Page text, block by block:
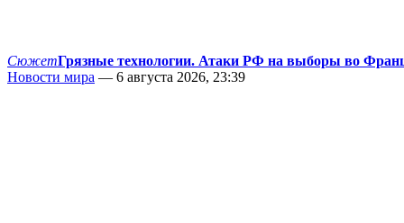
СюжетГрязные технологии. Атаки РФ на выборы во
Новости мира — 6 августа 2026, 23:39